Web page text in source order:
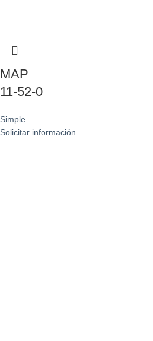
MAP
11-52-0
Simple
Solicitar información